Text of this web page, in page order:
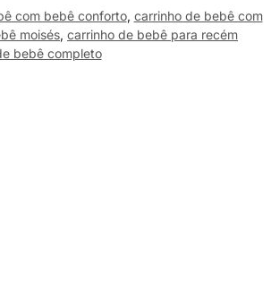
com bebê conforto, carrinho de bebê com
moisés, carrinho de bebê para recém
bebê completo